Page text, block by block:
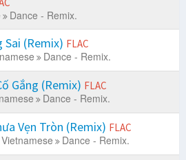
Dance - Remix.
Sai (Remix) FLAC
Dance - Remix.
Gắng (Remix) FLAC
Dance - Remix.
Vẹn Tròn (Remix) FLAC
Vietnamese Dance - Remix.